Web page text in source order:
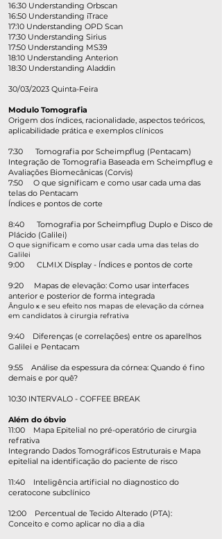
16:30 Understanding Orbscan
16:50 Understanding iTrace
17:10 Understanding OPD Scan
17:30 Understanding Sirius
17:50 Understanding MS39
18:10 Understanding Anterion
18:30 Understanding Aladdin
30/03/2023 Quinta-Feira
Modulo Tomografia
Origem dos índices, racionalidade, aspectos teóricos,
aplicabilidade prática e exemplos clínicos​
7:30 Tomografia por Scheimpflug (Pentacam)
Integração de Tomografia Baseada em Scheimpflug e
Avaliações Biomecânicas (Corvis)​
7:50 O que significam e como usar cada uma das
telas do Pentacam
Índices e pontos de corte
8:40 Tomografia por Scheimpflug Duplo e Disco de
Plácido (Galilei)
O que significam e como usar cada uma das telas do
Galilei
9:00 CLMI.X Display - Índices e pontos de corte
9:20 Mapas de elevação: Como usar interfaces
anterior e posterior de forma integrada
Ângulo κ e seu efeito nos mapas de elevação da córnea
em candidatos à cirurgia refrativa
9:40 Diferenças (e correlações) entre os aparelhos
Galilei e Pentacam
9:55 Análise da espessura da córnea: Quando é fino
demais e por quê?
10:30 INTERVALO - COFFEE BREAK
Além do óbvio
11:00 Mapa Epitelial no pré-operatório de cirurgia
refrativa
Integrando Dados Tomográficos Estruturais e Mapa
epitelial na identificação do paciente de risco
11:40 Inteligência artificial no diagnostico do
ceratocone subclínico
12:00 Percentual de Tecido Alterado (PTA):
Conceito e como aplicar no dia a dia